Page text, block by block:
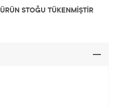
ÜRÜN STOĞU TÜKENMİŞTİR